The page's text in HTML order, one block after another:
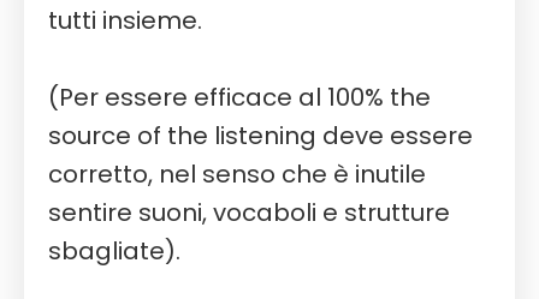
tutti insieme.
(Per essere efficace al 100% the
source of the listening deve essere
corretto, nel senso che è inutile
sentire suoni, vocaboli e strutture
sbagliate).